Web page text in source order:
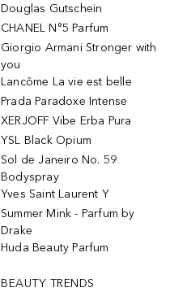
Douglas Gutschein
CHANEL N°5 Parfum
Giorgio Armani Stronger with
you
Lancôme La vie est belle
Prada Paradoxe Intense
XERJOFF Vibe Erba Pura
YSL Black Opium
Sol de Janeiro No. 59
Bodyspray
Yves Saint Laurent Y
Summer Mink - Parfum by
Drake
Huda Beauty Parfum
BEAUTY TRENDS